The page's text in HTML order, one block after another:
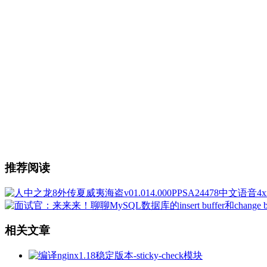
推荐阅读
相关文章